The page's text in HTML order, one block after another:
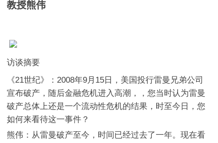
教授熊伟
访谈摘要
《21世纪》：2008年9月15日，美国投行雷曼兄弟公司
宣布破产，随后金融危机进入高潮，，您当时认为雷曼
破产总体上还是一个流动性危机的结果，时至今日，您
如何来看待这一事件？
熊伟：从雷曼破产至今，时间已经过去了一年。现在看